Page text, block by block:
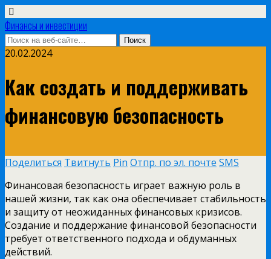
Финансы и инвестиции
20.02.2024
Как создать и поддерживать
финансовую безопасность
Поделиться Твитнуть Pin Отпр. по эл. почте SMS
Финансовая безопасность играет важную роль в
нашей жизни, так как она обеспечивает стабильность
и защиту от неожиданных финансовых кризисов.
Создание и поддержание финансовой безопасности
требует ответственного подхода и обдуманных
действий.